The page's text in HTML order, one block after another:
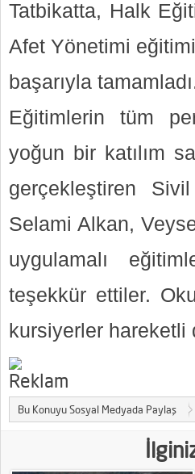
Tatbikatta, Halk
Afet Yönetimi
başarıyla
Eğitimlerin tüm
yoğun bir katılım
gerçekleştiren
Selami Alkan,
uygulamalı
teşekkür ettiler.
kursiyerler hareketli
Bu Konuyu Sosyal Medyada Paylaş